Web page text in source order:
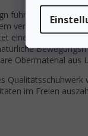
führt den Fuß auf
verteilt das
eine optimale
Obermaterial aus
im Freien